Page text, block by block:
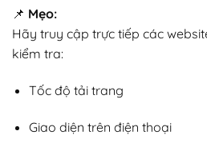
📌 Mẹo:
Hãy truy cập trực tiếp các
kiểm tra:
Tốc độ tải trang
Giao diện trên điện thoại